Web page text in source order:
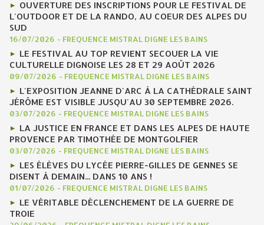
OUVERTURE DES INSCRIPTIONS POUR LE FESTIVAL DE
L'OUTDOOR ET DE LA RANDO, AU COEUR DES ALPES DU
SUD
16/07/2026 - FREQUENCE MISTRAL DIGNE LES BAINS
LE FESTIVAL AU TOP REVIENT SECOUER LA VIE
CULTURELLE DIGNOISE LES 28 ET 29 AOÛT 2026
09/07/2026 - FREQUENCE MISTRAL DIGNE LES BAINS
L'EXPOSITION JEANNE D'ARC À LA CATHÉDRALE SAINT
JÉRÔME EST VISIBLE JUSQU'AU 30 SEPTEMBRE 2026.
03/07/2026 - FREQUENCE MISTRAL DIGNE LES BAINS
LA JUSTICE EN FRANCE ET DANS LES ALPES DE HAUTE
PROVENCE PAR TIMOTHÉE DE MONTGOLFIER
03/07/2026 - FREQUENCE MISTRAL DIGNE LES BAINS
LES ÉLÈVES DU LYCÉE PIERRE-GILLES DE GENNES SE
DISENT À DEMAIN... DANS 10 ANS !
01/07/2026 - FREQUENCE MISTRAL DIGNE LES BAINS
LE VÉRITABLE DÉCLENCHEMENT DE LA GUERRE DE
TROIE